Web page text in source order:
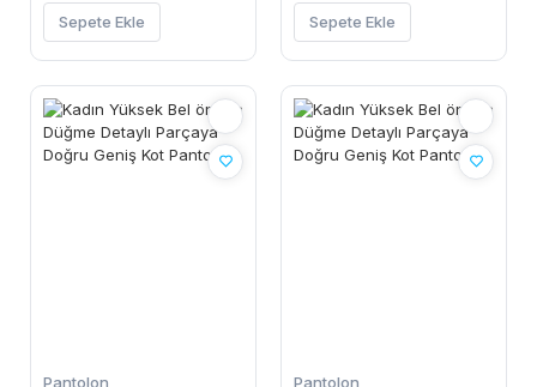
Sepete Ekle Sepete Ekle
Pantolon Pantolon